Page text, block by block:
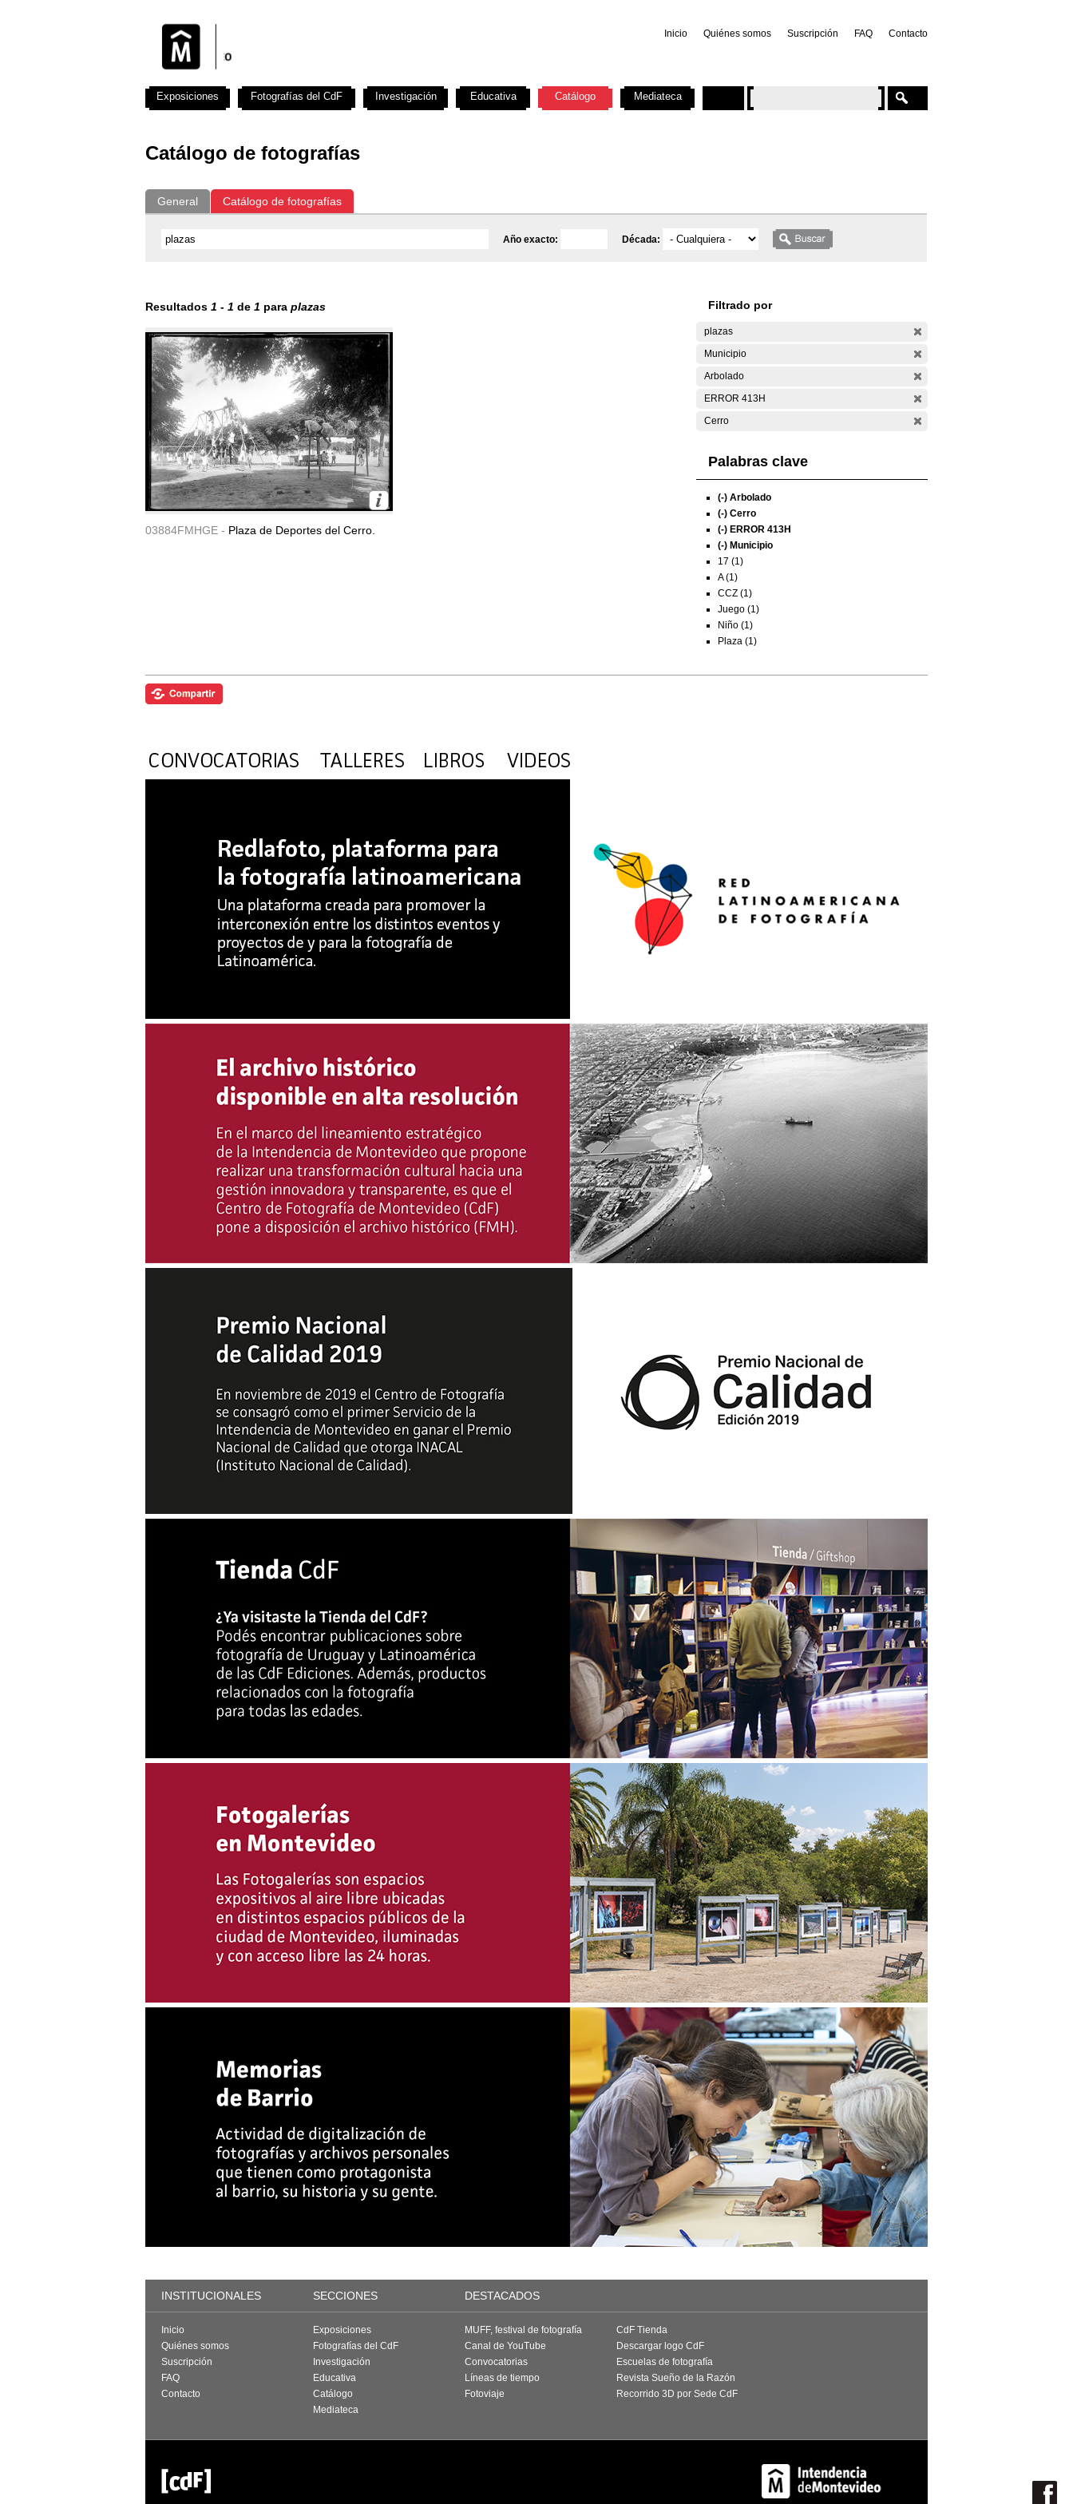
Inicio Quiénes somos Suscripción FAQ Contacto
Catálogo de fotografías
General Catálogo de fotografías
Año exacto: Década:
Resultados 1 - 1 de 1 para plazas
03884FMHGE - Plaza de Deportes del Cerro.
Filtrado por
plazas
Municipio
Arbolado
ERROR 413H
Cerro
Palabras clave
(-) Arbolado
(-) Cerro
(-) ERROR 413H
(-) Municipio
17 (1)
A (1)
CCZ (1)
Juego (1)
Niño (1)
Plaza (1)
Exposiciones Fotografías del CdF Investigación Educativa Catálogo Mediateca
INSTITUCIONALES SECCIONES DESTACADOS
Inicio
Quiénes somos
Suscripción
FAQ
Contacto
Exposiciones
Fotografías del CdF
Investigación
Educativa
Catálogo
Mediateca
MUFF, festival de fotografía
Canal de YouTube
Convocatorias
Líneas de tiempo
Fotoviaje
CdF Tienda
Descargar logo CdF
Escuelas de fotografía
Revista Sueño de la Razón
Recorrido 3D por Sede CdF